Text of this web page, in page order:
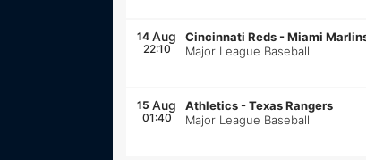
14 Aug
22:10
Cincinnati Reds -Miami
Major League Baseball
15 Aug
01:40
Athletics -Texas Rangers
Major League Baseball